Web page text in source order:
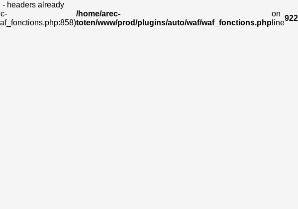
- headers already
/home/arec-
toten/www/prod/plugins/auto/waf/waf_fonctions.php
on
line
922